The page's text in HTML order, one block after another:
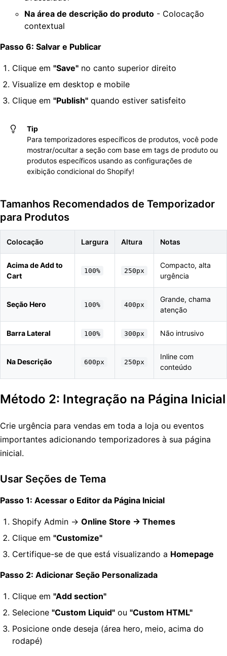
Na área de descrição do produto - Colocação
contextual
Passo 6: Salvar e Publicar
Clique em "Save" no canto superior direito
Visualize em desktop e mobile
Clique em "Publish" quando estiver satisfeito
Tip
Para temporizadores específicos de produtos, você pode
mostrar/ocultar a seção com base em tags de produto ou
produtos específicos usando as configurações de
exibição condicional do Shopify!
Tamanhos Recomendados de Temporizador
para Produtos
Colocação Largura Altura Notas
Acima de Add to
Cart
100% 250px
Compacto, alta
urgência
Seção Hero 100% 400px
Grande, chama
atenção
Barra Lateral 100% 300px Não intrusivo
Na Descrição 600px 250px
Inline com
conteúdo
Método 2: Integração na Página Inicial
Crie urgência para vendas em toda a loja ou eventos
importantes adicionando temporizadores à sua página
inicial.
Usar Seções de Tema
Passo 1: Acessar o Editor da Página Inicial
Shopify Admin → Online Store → Themes
Clique em "Customize"
Certifique-se de que está visualizando a Homepage
Passo 2: Adicionar Seção Personalizada
Clique em "Add section"
Selecione "Custom Liquid" ou "Custom HTML"
Posicione onde deseja (área hero, meio, acima do
rodapé)